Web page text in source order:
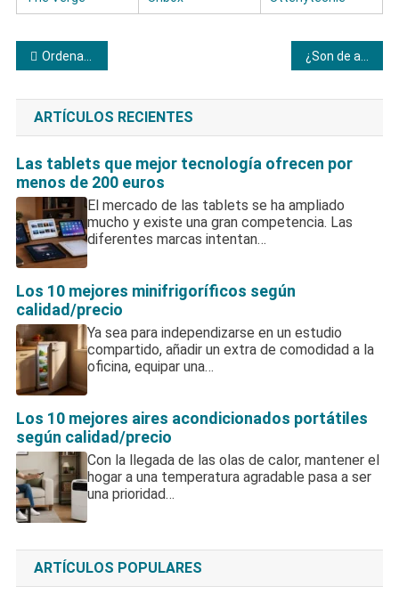
Navegación
de
entradas
Ordenadores portátiles Medion: análisis, opinión de expertos y comparativa
ARTÍCULOS RECIENTES
Las tablets que mejor tecnología ofrecen por
menos de 200 euros
El mercado de las tablets se ha ampliado
mucho y existe una gran competencia. Las
diferentes marcas intentan…
Los 10 mejores minifrigoríficos según
calidad/precio
Ya sea para independizarse en un estudio
compartido, añadir un extra de comodidad a la
oficina, equipar una…
Los 10 mejores aires acondicionados portátiles
según calidad/precio
Con la llegada de las olas de calor, mantener el
hogar a una temperatura agradable pasa a ser
una prioridad…
ARTÍCULOS POPULARES